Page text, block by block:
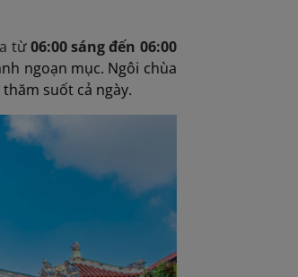
từ06:00 sáng đến 06:00
ngoạn mục. Ngôi chùa
suốt cả ngày.